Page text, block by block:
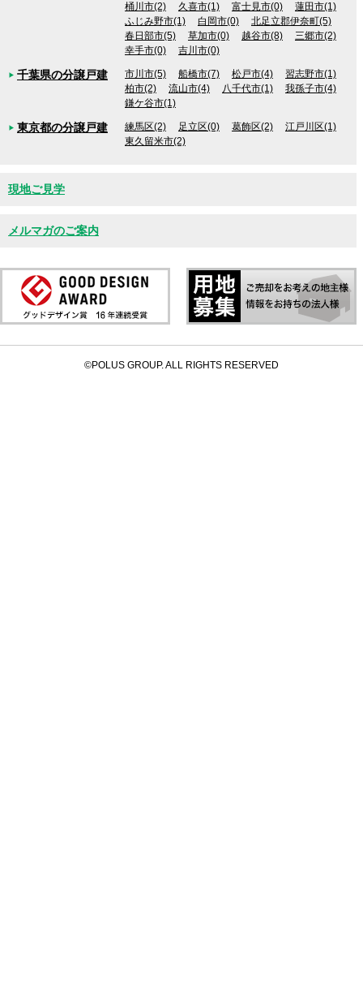
桶川市(2)
久喜市(1) 富士見市(0)
蓮田市(1)
ふじみ野市(1)
白岡市(0)
北足立郡伊奈町(5)
春日部市(5)
草加市(0) 越谷市(8)
三郷市(2)
幸手市(0)
吉川市(0)
千葉県の分譲戸建 市川市(5) 船橋市(7) 松戸市(4)
習志野市(1)
柏市(2)
流山市(4) 八千代市(1)
我孫子市(4)
鎌ケ谷市(1)
東京都の分譲戸建 練馬区(2) 足立区(0) 葛飾区(2)
江戸川区(1)
東久留米市(2)
現地ご見学
メルマガのご案内
©POLUS GROUP. ALL RIGHTS RESERVED